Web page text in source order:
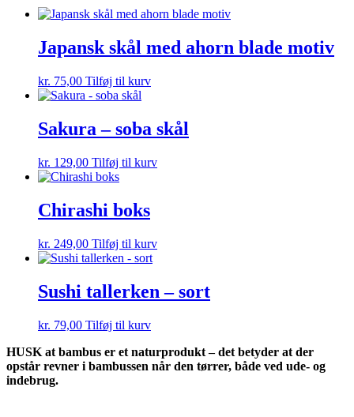
Japansk skål med ahorn blade motiv
kr. 75,00 Tilføj til kurv
Sakura – soba skål
kr. 129,00 Tilføj til kurv
Chirashi boks
kr. 249,00 Tilføj til kurv
Sushi tallerken – sort
kr. 79,00 Tilføj til kurv
HUSK at bambus er et naturprodukt – det betyder at der
opstår revner i bambussen når den tørrer, både ved ude- og
indebrug.